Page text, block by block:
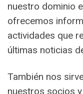
nuestro dominio
ofrecemos
actividades que
últimas noticias
También nos
nuestros socios